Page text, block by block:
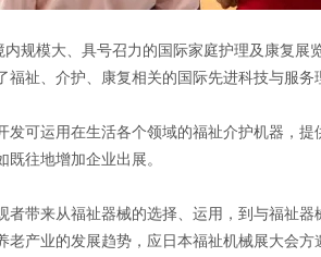
规模大、具号召力的国际家庭护理及康复
祉、介护、康复相关的国际先进科技与服务
发可运用在生活各个领域的福祉介护机器，
往地增加企业出展。
者带来从福祉器械的选择、运用，到与福祉
产业的发展趋势，应日本福祉机械展大会方